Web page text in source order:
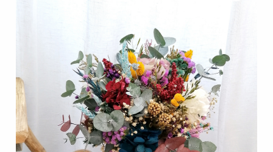
desde
41,00€
hasta
132,00€